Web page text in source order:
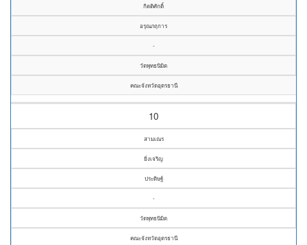
กิตติศักดิ์
อรุณภฤการ
-
วัดพุทธนิมิต
คณะจังหวัดอุดรธานี
10
สามเณร
ยิ่งเจริญ
ประดิษฐ์
-
วัดพุทธนิมิต
คณะจังหวัดอุดรธานี